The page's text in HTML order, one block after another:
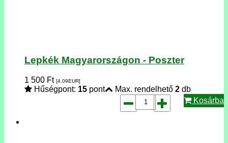
Lepkék Magyarországon - Poszter
1 500 Ft [4.09EUR]
Hűségpont: 15 pont Max. rendelhető 2 db
Kosárba